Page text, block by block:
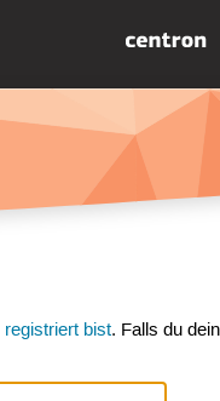
registriert bist. Falls du